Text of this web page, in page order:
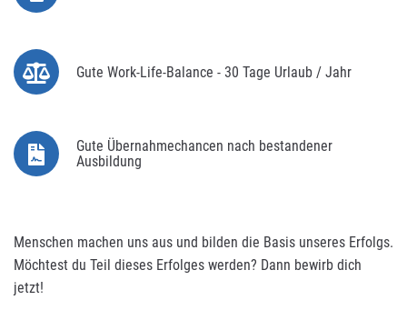
Gute Work-Life-Balance - 30 Tage Urlaub / Jahr
Gute Übernahmechancen nach bestandener
Ausbildung
Menschen machen uns aus und bilden die Basis unseres Erfolgs.
Möchtest du Teil dieses Erfolges werden? Dann bewirb dich
jetzt!